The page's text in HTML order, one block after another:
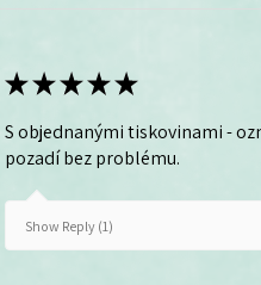
★★★★★
S objednanými tiskovinami -
pozadí bez problému.
Show Reply (1)